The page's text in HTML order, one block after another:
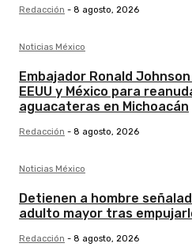
Redacción - 8 agosto, 2026
Noticias México
Embajador Ronald
EEUU y México para
aguacateras en Michoacán
Redacción - 8 agosto, 2026
Noticias México
Detienen a hombre
adulto mayor tras
Redacción - 8 agosto, 2026